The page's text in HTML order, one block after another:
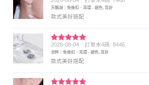
評分5 滿
分 5
天鵝湖｜免後扣．耳環 - 銀色, 耳針
款式美好搭配
評分5 滿
分 5
2026-08-04 訂單末4碼: 8446
池畔｜免後扣．耳環 - 銀色, 耳針
款式美好搭配